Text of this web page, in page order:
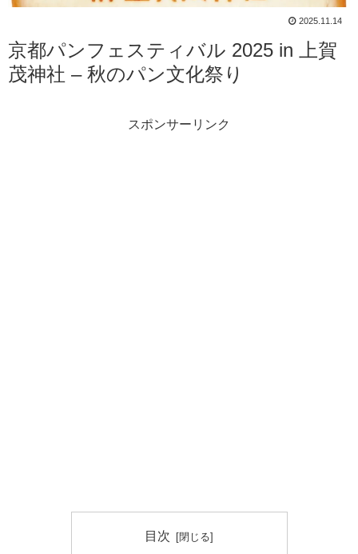
2025.11.14
京都パンフェスティバル 2025 in 上賀
茂神社 – 秋のパン文化祭り
スポンサーリンク
目次